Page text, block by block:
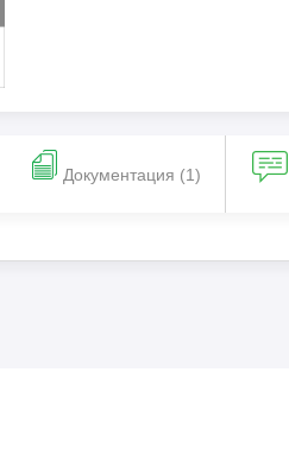
Документация (1)